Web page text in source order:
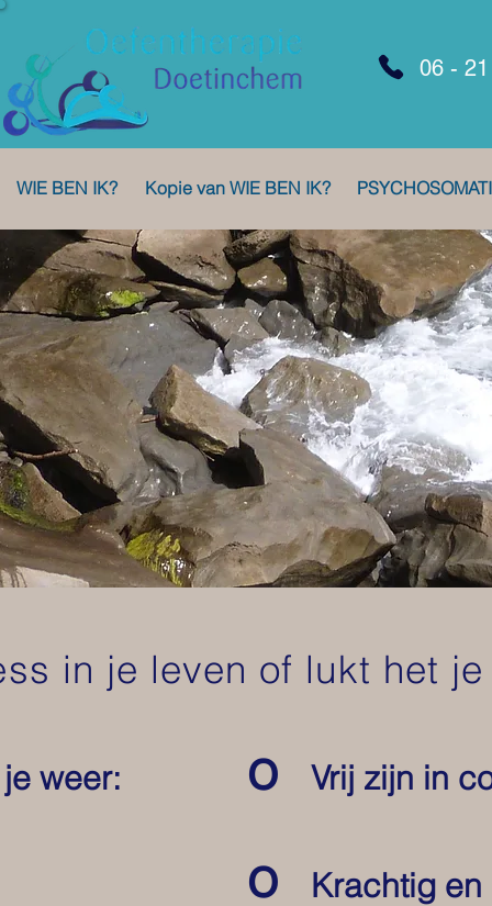
06 -
WIE BEN IK? Kopie van WIE BEN IK?
in je leven of lukt het
weer: Vrij zijn in
o
Krachtig
o